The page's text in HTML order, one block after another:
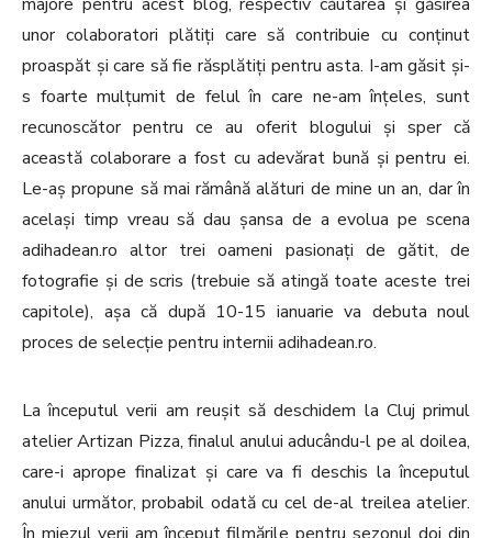
unor colaboratori plătiți care să contribuie cu conținut
proaspăt și care să fie răsplătiți pentru asta. I-am găsit și-
s foarte mulțumit de felul în care ne-am înțeles, sunt
recunoscător pentru ce au oferit blogului și sper că
această colaborare a fost cu adevărat bună și pentru ei.
Le-aș propune să mai rămână alături de mine un an, dar în
același timp vreau să dau șansa de a evolua pe scena
adihadean.ro altor trei oameni pasionați de gătit, de
fotografie și de scris (trebuie să atingă toate aceste trei
capitole), așa că după 10-15 ianuarie va debuta noul
proces de selecție pentru internii adihadean.ro.
La începutul verii am reușit să deschidem la Cluj primul
atelier Artizan Pizza, finalul anului aducându-l pe al doilea,
care-i aprope finalizat și care va fi deschis la începutul
anului următor, probabil odată cu cel de-al treilea atelier.